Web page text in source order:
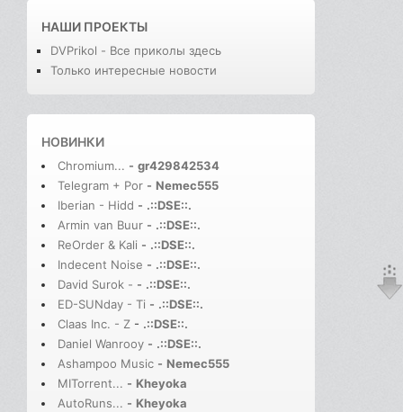
НАШИ ПРОЕКТЫ
DVPrikol - Все приколы здесь
Только интересные новости
НОВИНКИ
Chromium... - gr429842534
Telegram + Por - Nemec555
Iberian - Hidd - .::DSE::.
Armin van Buur - .::DSE::.
ReOrder & Kali - .::DSE::.
Indecent Noise - .::DSE::.
David Surok - - .::DSE::.
ED-SUNday - Ti - .::DSE::.
Claas Inc. - Z - .::DSE::.
Daniel Wanrooy - .::DSE::.
Ashampoo Music - Nemec555
MITorrent... - Kheyoka
AutoRuns... - Kheyoka